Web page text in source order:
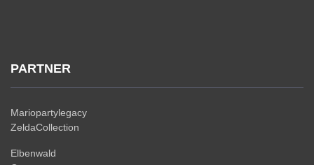
PARTNER
Mariopartylegacy
ZeldaCollection
Elbenwald